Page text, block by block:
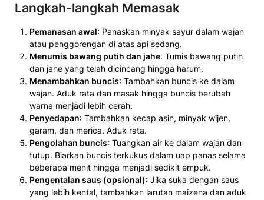
Langkah-langkah Memasak
Pemanasan awal: Panaskan minyak sayur dalam wajan
atau penggorengan di atas api sedang.
Menumis bawang putih dan jahe: Tumis bawang putih
dan jahe yang telah dicincang hingga harum.
Menambahkan buncis: Tambahkan buncis ke dalam
wajan. Aduk rata dan masak hingga buncis berubah
warna menjadi lebih cerah.
Penyedapan: Tambahkan kecap asin, minyak wijen,
garam, dan merica. Aduk rata.
Pengolahan buncis: Tuangkan air ke dalam wajan dan
tutup. Biarkan buncis terkukus dalam uap panas selama
beberapa menit hingga menjadi sedikit empuk.
Pengentalan saus (opsional): Jika suka dengan saus
yang lebih kental, tambahkan larutan maizena dan aduk